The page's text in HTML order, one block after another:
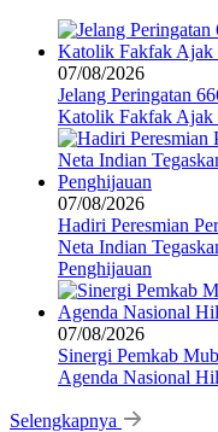
07/08/2026
Jelang Peringatan
Katolik Fakfak Ajak
07/08/2026
Hadiri Peresmian
Neta Indian
Penghijauan
07/08/2026
Sinergi Pemkab
Agenda Nasional
Selengkapnya